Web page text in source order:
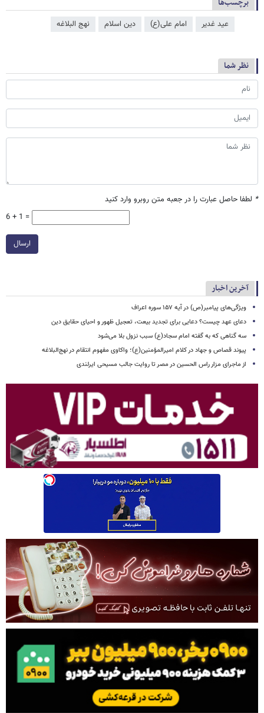
عید غدیر امام علی(ع) دین اسلام نهج البلاغه
نظر شما
* لطفا حاصل عبارت را در جعبه متن روبرو وارد کنید
6 + 1 =
ارسال
آخرین اخبار
ویژگی‌های پیامبر(ص) در آیه ۱۵۷ سوره اعراف
دعای عهد چیست؟ دعایی برای تجدید بیعت، تعجیل ظهور و احیای حقایق دین
سه گناهی که به گفته امام سجاد(ع) سبب نزول بلا می‌شود
پیوند قصاص و جهاد در کلام امیرالمؤمنین(ع)؛ واکاوی مفهوم انتقام در نهج‌البلاغه
از ماجرای مزار راس الحسین در مصر تا روایت جالب مسیحی ایرلندی